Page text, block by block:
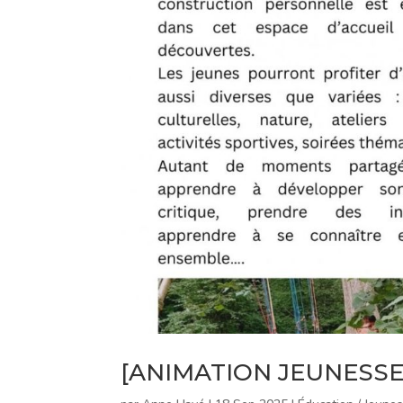
[ANIMATION